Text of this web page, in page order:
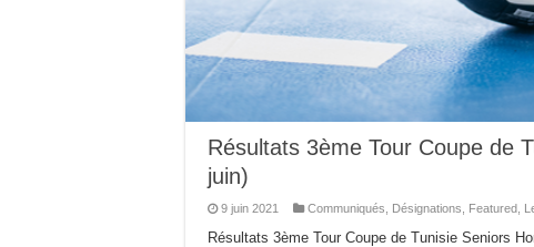
Résultats 3ème Tour Coupe de
juin)
9 juin 2021 Communiqués Désignations Featured
Résultats 3ème Tour Coupe de Tunisie Seniors